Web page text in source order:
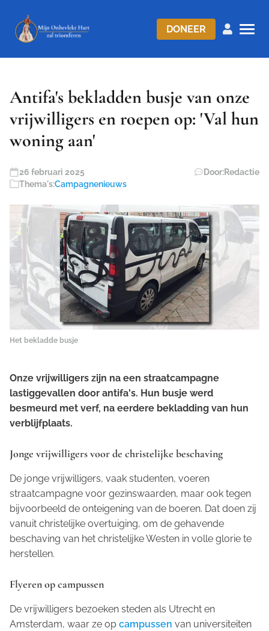
DONEER
Antifa's bekladden busje van onze
vrijwilligers en roepen op: 'Val hun
woning aan'
26 februari 2025 Door:Redactie
Thema's:Campagnenieuws
Het bekladde busje
Onze vrijwilligers zijn na een straatcampagne
lastiggevallen door antifa's. Hun busje werd
besmeurd met verf, na eerdere bekladding van hun
verblijfplaats.
Jonge vrijwilligers voor de christelijke beschaving
De jonge vrijwilligers, vaak studenten, voeren
straatcampagne voor gezinswaarden, maar ook tegen
bijvoorbeeld de onteigening van de boeren. Dat doen zij
vanuit christelijke overtuiging, om de gehavende
beschaving van het christelijke Westen in volle glorie te
herstellen.
Flyeren op campussen
De vrijwilligers bezoeken steden als Utrecht en
Amsterdam, waar ze op campussen van universiteiten